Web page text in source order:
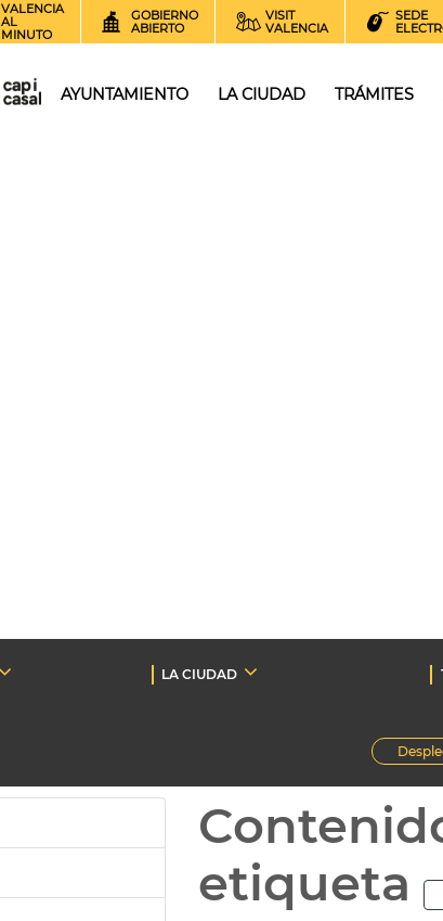
VALENCIA
AL
MINUTO
GOBIERNO
ABIERTO
VISIT
VALENCIA
SEDE
AYUNTAMIENTO LA CIUDAD TRÁMITES
LA CIUDAD
etiqueta